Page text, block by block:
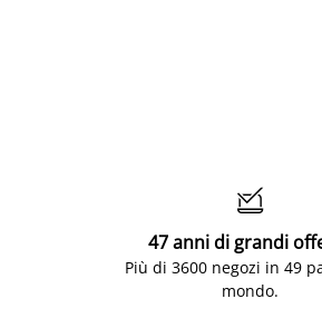

47 anni di grandi
Più di 3600 negozi in 49
mondo.